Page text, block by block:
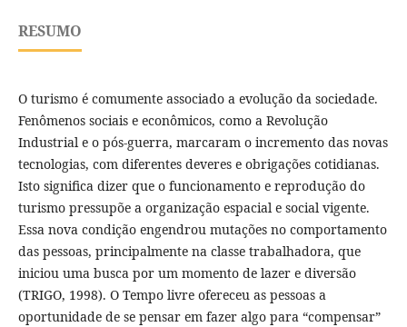
RESUMO
O turismo é comumente associado a evolução da sociedade.
Fenômenos sociais e econômicos, como a Revolução
Industrial e o pós-guerra, marcaram o incremento das novas
tecnologias, com diferentes deveres e obrigações cotidianas.
Isto significa dizer que o funcionamento e reprodução do
turismo pressupõe a organização espacial e social vigente.
Essa nova condição engendrou mutações no comportamento
das pessoas, principalmente na classe trabalhadora, que
iniciou uma busca por um momento de lazer e diversão
(TRIGO, 1998). O Tempo livre ofereceu as pessoas a
oportunidade de se pensar em fazer algo para “compensar”